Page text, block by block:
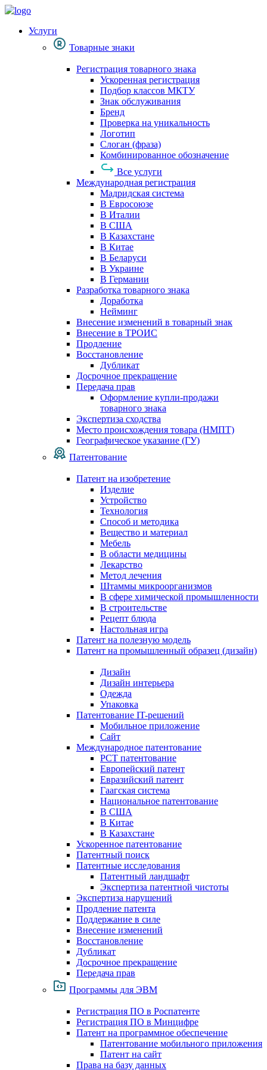
Услуги
Товарные знаки
Регистрация товарного знака
Ускоренная регистрация
Подбор классов МКТУ
Знак обслуживания
Бренд
Проверка на уникальность
Логотип
Слоган (фраза)
Комбинированное обозначение
Все услуги
Международная регистрация
Мадридская система
В Евросоюзе
В Италии
В США
В Казахстане
В Китае
В Беларуси
В Украине
В Германии
Разработка товарного знака
Доработка
Нейминг
Внесение изменений в товарный знак
Внесение в ТРОИС
Продление
Восстановление
Дубликат
Досрочное прекращение
Передача прав
Оформление купли-продажи
товарного знака
Экспертиза сходства
Место происхождения товара (НМПТ)
Географическое указание (ГУ)
Патентование
Патент на изобретение
Изделие
Устройство
Технология
Способ и методика
Вещество и материал
Мебель
В области медицины
Лекарство
Метод лечения
Штаммы микроорганизмов
В сфере химической промышленности
В строительстве
Рецепт блюда
Настольная игра
Патент на полезную модель
Патент на промышленный образец (дизайн)
Дизайн
Дизайн интерьера
Одежда
Упаковка
Патентование IT-решений
Мобильное приложение
Сайт
Международное патентование
PCT патентование
Европейский патент
Евразийский патент
Гаагская система
Национальное патентование
В США
В Китае
В Казахстане
Ускоренное патентование
Патентный поиск
Патентные исследования
Патентный ландшафт
Экспертиза патентной чистоты
Экспертиза нарушений
Продление патента
Поддержание в силе
Внесение изменений
Восстановление
Дубликат
Досрочное прекращение
Передача прав
Программы для ЭВМ
Регистрация ПО в Роспатенте
Регистрация ПО в Минцифре
Патент на программное обеспечение
Патентование мобильного приложения
Патент на сайт
Права на базу данных